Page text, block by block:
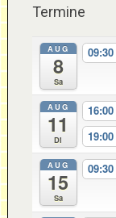
Termine
AUG
8
Sa
09:30
AUG
11
Di
16:00
19:00
AUG
15
Sa
09:30